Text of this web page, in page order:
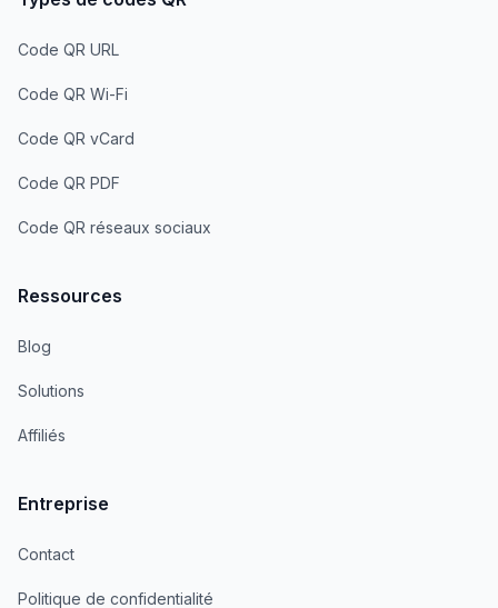
Code QR URL
Code QR Wi-Fi
Code QR vCard
Code QR PDF
Code QR réseaux sociaux
Ressources
Blog
Solutions
Affiliés
Entreprise
Contact
Politique de confidentialité